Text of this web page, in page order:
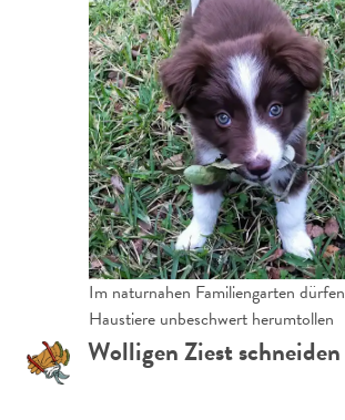
Im naturnahen Familiengarten dürfen
Haustiere unbeschwert herumtollen
Wolligen Ziest schneiden